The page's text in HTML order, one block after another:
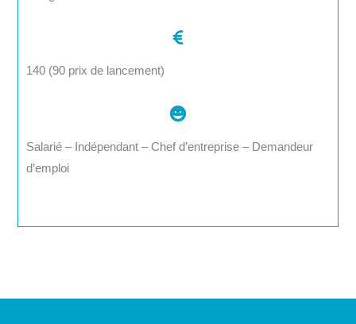
140 (90 prix de lancement)
Salarié – Indépendant – Chef d’entreprise – Demandeur
d’emploi